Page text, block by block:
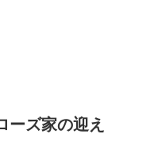
ーズ家の迎え